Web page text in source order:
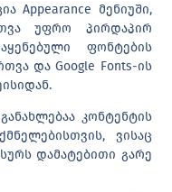
Appearance მენიუში,
უფრო პირდაპირ
ფონტების
და Google Fonts-ის
კონტენტის
ვისაც
დამატებითი გარე